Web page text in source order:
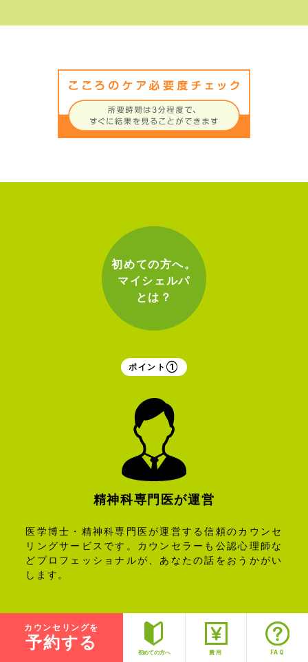
カウンセリングを
予約する 初めての方へ 費用 FAQ
初めての方へ。
マイシェルパ
とは？
ポイント①
精神科専門医が運営
医学博士・精神科専門医が運営する信頼のカウンセ
リングサービスです。カウンセラーも公認心理師な
どプロフェッショナルが、あなたの話をおうかがい
します。